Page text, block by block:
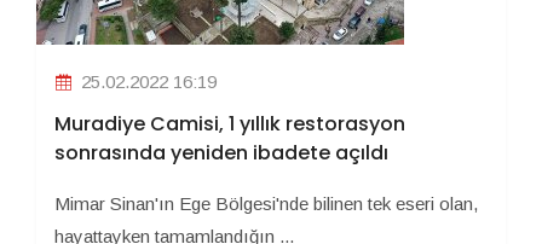
25.02.2022 16:19
Muradiye Camisi, 1 yıllık restorasyon
sonrasında yeniden ibadete açıldı
Mimar Sinan'ın Ege Bölgesi'nde bilinen tek eseri olan,
hayattayken tamamlandığın ...